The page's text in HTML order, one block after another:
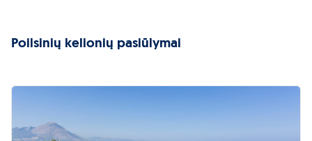
Poilsinių kelionių pasiūlymai